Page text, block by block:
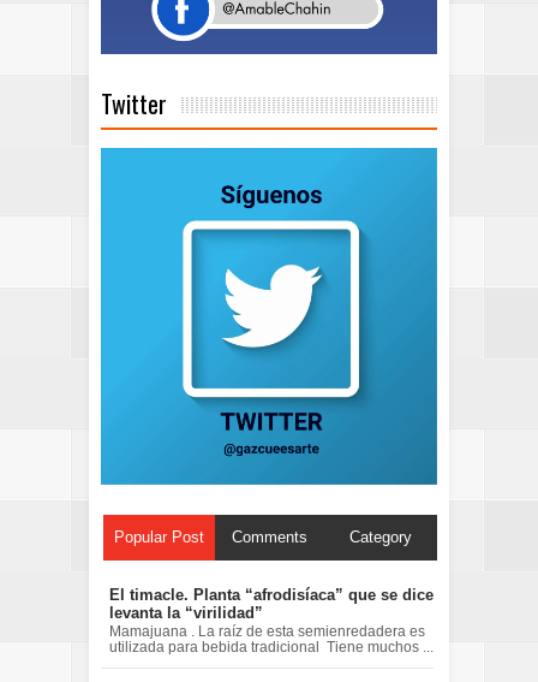
Twitter
Popular Post Comments Category
El timacle. Planta “afrodisíaca” que se dice
levanta la “virilidad”
Mamajuana . La raíz de esta semienredadera es
utilizada para bebida tradicional Tiene muchos ...